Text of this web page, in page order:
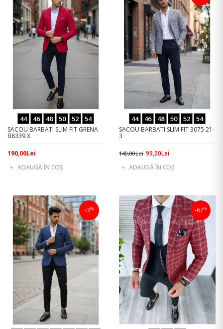
44 46 48 50 52 54
SACOU BARBATI SLIM FIT GRENA
B8339 X
190,00Lei
ADAUGĂ ÎN COŞ
44 46 48 50 52 54
SACOU BARBATI SLIM FIT 3075 21-
3
140,00Lei 99,00Lei
ADAUGĂ ÎN COŞ
-3% -67%